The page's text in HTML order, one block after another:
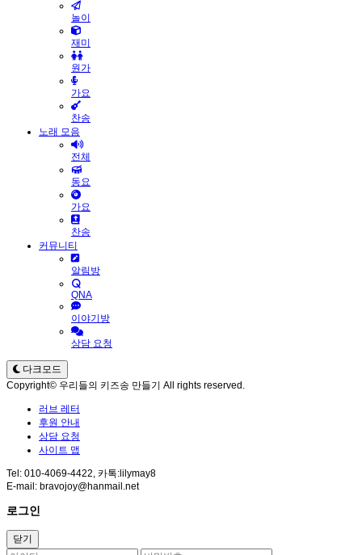
놀이
재미
원가
가요
찬송
노래 모음
전체
동요
가요
찬송
커뮤니티
알림방
QNA
이야기방
상담 요청
다크모드
Copyright© 우리들의 키즈송 만들기 All rights reserved.
러브 레터
후원 안내
상담 요청
사이트 맵
Tel: 010-4069-4422, 카톡:lilymay8
E-mail: bravojoy@hanmail.net
로그인
닫기